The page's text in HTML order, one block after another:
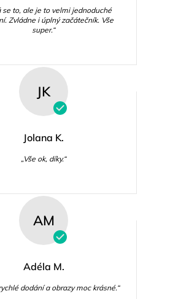
se to, ale je to velmi jednoduché
Zvládne i úplný začátečník. Vše
super.“
JK
Jolana K.
„Vše ok, díky.“
AM
Adéla M.
dodání a obrazy moc krásné.“